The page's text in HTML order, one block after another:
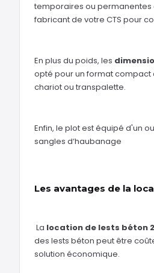
temporaires ou permanentes
fabricant de votre CTS pour
En plus du poids, les
opté pour un format
chariot ou transpalette.
Enfin, le plot est équipé d'un
sangles d‘haubanage
Les avantages de la
La location de lests béton
des lests béton peut être
solution économique.